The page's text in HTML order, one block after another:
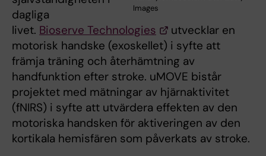
Images
dagliga
livet. Bioserve Technologies
utvecklar en
motorisk handske (exoskellet) i syfte att
främja träning och återhämtning av
handfunktion efter stroke. uMOVE bistår
projektet med mätningar av hjärnaktivitet
(fNIRS) i syfte att utvärdera effekten av den
motoriska handsken för aktiveringen av den
kortikala hemisfären som påverkats av stroke.